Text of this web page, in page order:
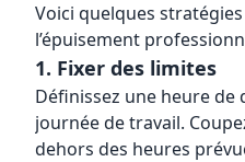
Voici quelques
l’épuisement
1. Fixer des limites
Définissez une heure
journée de travail.
dehors des heures